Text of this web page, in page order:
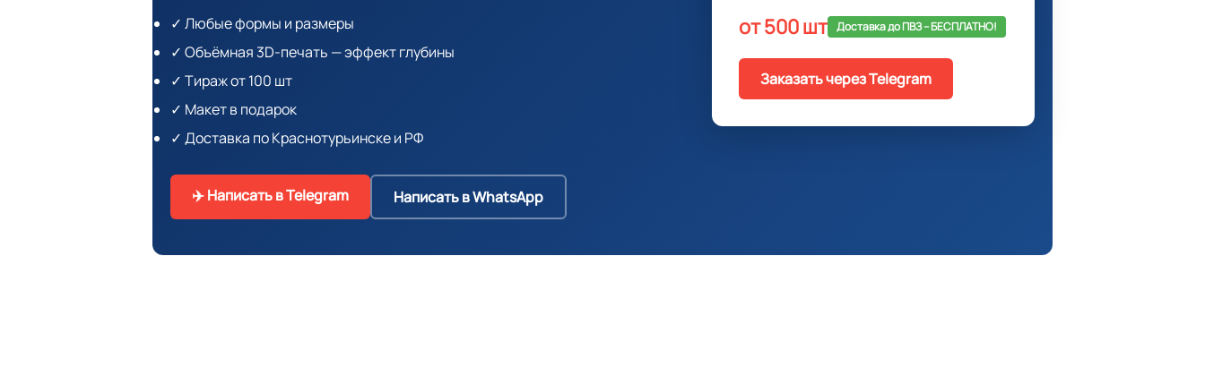
✓ Любые формы и размеры
✓ Объёмная 3D-печать — эффект глубины
✓ Тираж от 100 шт
✓ Макет в подарок
✓ Доставка по Краснотурьинске и РФ
✈️ Написать в Telegram Написать в WhatsApp
от 500 шт Доставка до ПВЗ -- БЕСПЛАТНО!
Заказать через Telegram